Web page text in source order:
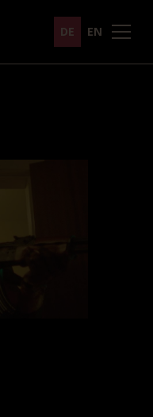
DE EN